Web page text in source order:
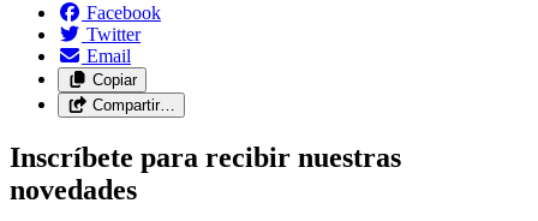
Facebook
Twitter
Email
Copiar
Compartir…
Inscríbete para recibir nuestras
novedades